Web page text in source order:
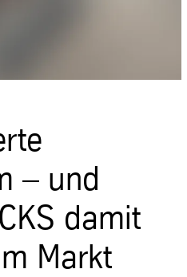
– und
damit
Markt